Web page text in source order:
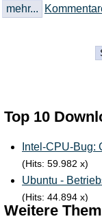
mehr...
Top 10
Intel-CPU-Bug:
(Hits: 59.982 x)
Ubuntu -
(Hits: 44.894 x)
OpenSuse -
Weitere